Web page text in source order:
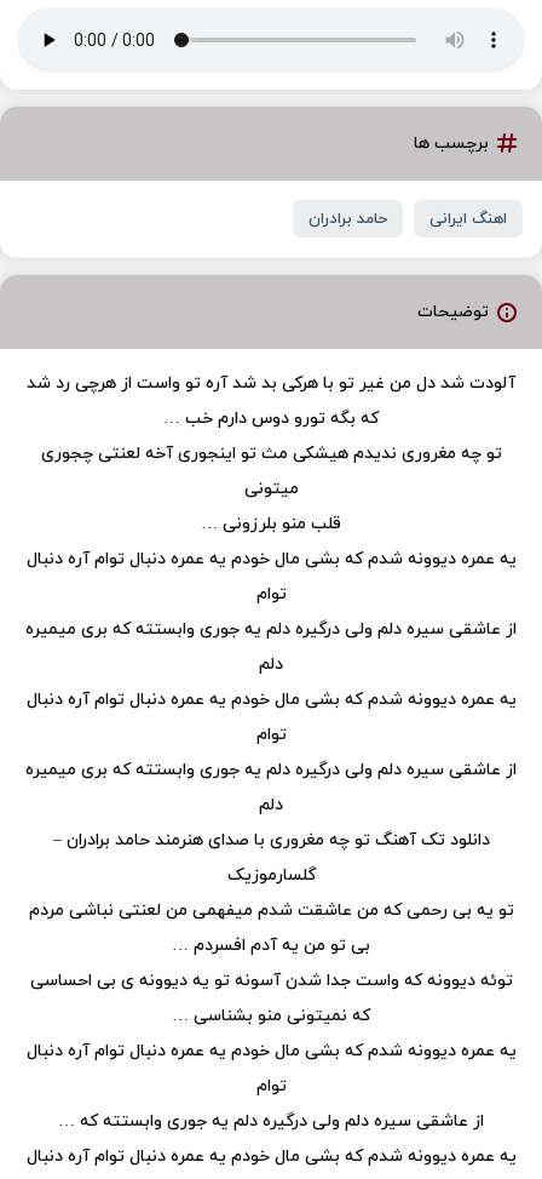
برچسب ها
اهنگ ایرانی حامد برادران
توضیحات
آلودت شد دل من غیر تو با هرکی بد شد آره تو واست از هرچی رد شد
که بگه تورو دوس دارم خب …
تو چه مغروری ندیدم هیشکی مث تو اینجوری آخه لعنتی چجوری
میتونی
قلب منو بلرزونی …
یه عمره دیوونه شدم که بشی مال خودم یه عمره دنبال توام آره دنبال
توام
از عاشقی سیره دلم ولی درگیره دلم یه جوری وابستته که بری میمیره
دلم
یه عمره دیوونه شدم که بشی مال خودم یه عمره دنبال توام آره دنبال
توام
از عاشقی سیره دلم ولی درگیره دلم یه جوری وابستته که بری میمیره
دلم
دانلود تک آهنگ تو چه مغروری با صدای هنرمند حامد برادران –
گلسارموزیک
تو یه بی رحمی که من عاشقت شدم میفهمی من لعنتی نباشی مردم
بی تو من یه آدم افسردم …
توئه دیوونه که واست جدا شدن آسونه تو یه دیوونه ی بی احساسی
که نمیتونی منو بشناسی …
یه عمره دیوونه شدم که بشی مال خودم یه عمره دنبال توام آره دنبال
توام
از عاشقی سیره دلم ولی درگیره دلم یه جوری وابستته که …
یه عمره دیوونه شدم که بشی مال خودم یه عمره دنبال توام آره دنبال